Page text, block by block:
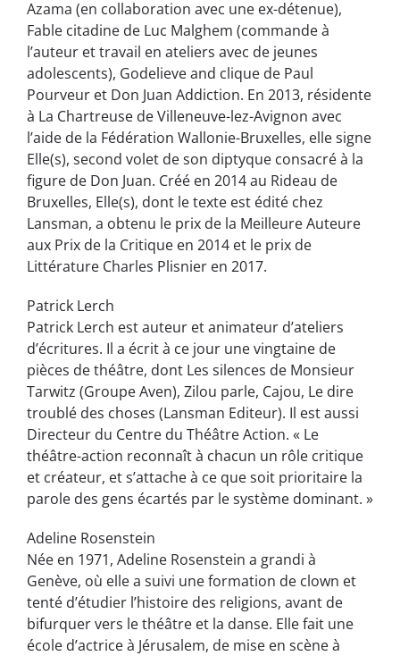
Azama (en collaboration avec une ex-détenue),
Fable citadine de Luc Malghem (commande à
l’auteur et travail en ateliers avec de jeunes
adolescents), Godelieve and clique de Paul
Pourveur et Don Juan Addiction. En 2013, résidente
à La Chartreuse de Villeneuve-lez-Avignon avec
l’aide de la Fédération Wallonie-Bruxelles, elle signe
Elle(s), second volet de son diptyque consacré à la
figure de Don Juan. Créé en 2014 au Rideau de
Bruxelles, Elle(s), dont le texte est édité chez
Lansman, a obtenu le prix de la Meilleure Auteure
aux Prix de la Critique en 2014 et le prix de
Littérature Charles Plisnier en 2017.
Patrick Lerch
Patrick Lerch est auteur et animateur d’ateliers
d’écritures. Il a écrit à ce jour une vingtaine de
pièces de théâtre, dont Les silences de Monsieur
Tarwitz (Groupe Aven), Zilou parle, Cajou, Le dire
troublé des choses (Lansman Editeur). Il est aussi
Directeur du Centre du Théâtre Action. « Le
théâtre-action reconnaît à chacun un rôle critique
et créateur, et s’attache à ce que soit prioritaire la
parole des gens écartés par le système dominant. »
Adeline Rosenstein
Née en 1971, Adeline Rosenstein a grandi à
Genève, où elle a suivi une formation de clown et
tenté d’étudier l’histoire des religions, avant de
bifurquer vers le théâtre et la danse. Elle fait une
école d’actrice à Jérusalem, de mise en scène à